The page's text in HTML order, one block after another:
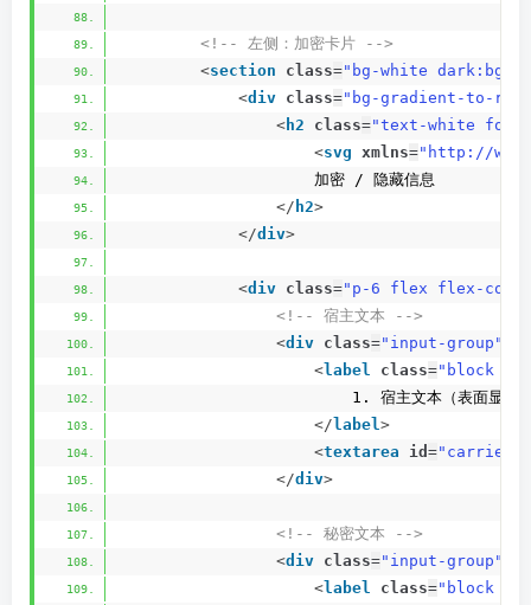
<!-- 左侧：加密卡片 -->
<section class="bg-white dark:bg-
<div class="bg-gradient-to-r
< h2 class="text-white font-
<svg xmlns="http://
                    加密 / 隐藏信息
</ h2>
</div>
<div class="p-6 flex flex-col
<!-- 宿主文本 -->
<div class="input-group"
<label class="block
1. 宿主文本（表面显示
</ label>
<textarea id =
</div>
<!-- 秘密文本 -->
<div class="input-group"
<label class="block